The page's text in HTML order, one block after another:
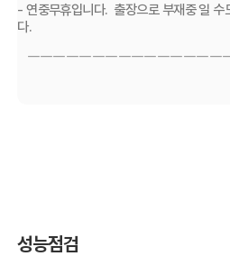
- 연중무휴입니다.  출장으로 부재중 일 수
다.
￣￣￣￣￣￣￣￣￣￣￣￣￣￣￣
성능점검